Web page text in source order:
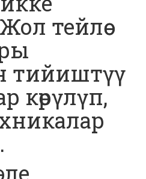
тейлөө
тийиштүү
көрүлүп,